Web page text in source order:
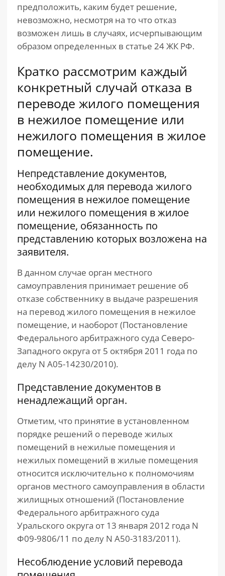
предположить, каким будет решение,
невозможно, несмотря на то что отказ
возможен лишь в случаях, исчерпывающим
образом определенных в статье 24 ЖК РФ.
Кратко рассмотрим каждый
конкретный случай отказа в
переводе жилого помещения
в нежилое помещение или
нежилого помещения в жилое
помещение.
Непредставление документов,
необходимых для перевода жилого
помещения в нежилое помещение
или нежилого помещения в жилое
помещение, обязанность по
представлению которых возложена на
заявителя.
В данном случае орган местного
самоуправления принимает решение об
отказе собственнику в выдаче разрешения
на перевод жилого помещения в нежилое
помещение, и наоборот (Постановление
Федерального арбитражного суда Северо-
Западного округа от 5 октября 2011 года по
делу N А05-14230/2010).
Представление документов в
ненадлежащий орган.
Отметим, что принятие в установленном
порядке решений о переводе жилых
помещений в нежилые помещения и
нежилых помещений в жилые помещения
относится исключительно к полномочиям
органов местного самоуправления в области
жилищных отношений (Постановление
Федерального арбитражного суда
Уральского округа от 13 января 2012 года N
Ф09-9806/11 по делу N А50-3183/2011).
Несоблюдение условий перевода